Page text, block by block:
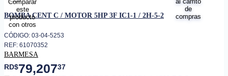
favorito
BOMBA CENT C / MOTOR 5HP 3F IC1-1 / 2H-5-2
CÓDIGO: 03-04-5253
REF: 61070352
BARMESA
RD$79,20737